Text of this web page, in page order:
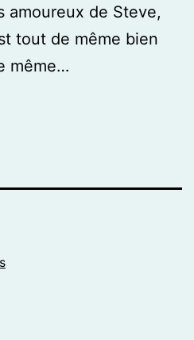
amoureux de Steve,
tout de même bien
même…